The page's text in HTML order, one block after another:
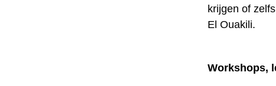
krijgen of
El Ouakili.
Workshops,